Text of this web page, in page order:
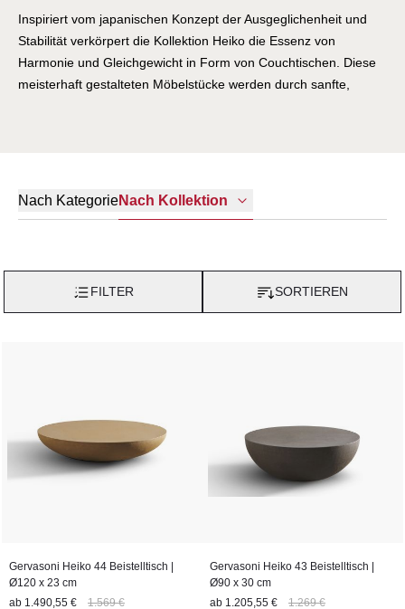
Inspiriert vom japanischen Konzept der Ausgeglichenheit und
Stabilität verkörpert die Kollektion Heiko die Essenz von
Harmonie und Gleichgewicht in Form von Couchtischen. Diese
meisterhaft gestalteten Möbelstücke werden durch sanfte,
Strukturen, die eine harmonische Einheit bilden und jedes
Auswahl an Farben und Formen ist eine Hommage an die
Raum zu schaffen. Mit ihrer unvergleichlichen Ästhetik und
ihrem außergewöhnlichen Designprinzip strahlen die
Couchtische der Kollektion Heiko eine zeitlose Eleganz aus, die
sowohl in modernen als auch in traditionellen Interieurs einen
Nach KategorieNach Kollektion
FILTER SORTIEREN
Gervasoni Heiko 44 Beistelltisch |
Ø120 x 23 cm
ab 1.490,55 € 1.569 €
Gervasoni Heiko 43 Beistelltisch |
Ø90 x 30 cm
ab 1.205,55 € 1.269 €